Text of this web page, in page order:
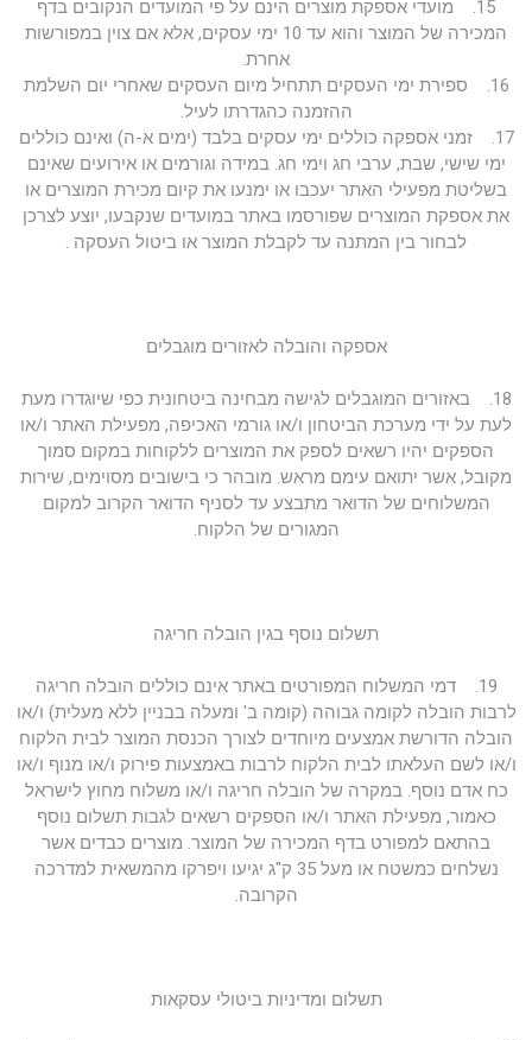
15. מועדי אספקת מוצרים הינם על פי המועדים הנקובים בדף
המכירה של המוצר והוא עד 10 ימי עסקים, אלא אם צוין במפורשות
אחרת.
16. ספירת ימי העסקים תתחיל מיום העסקים שאחרי יום השלמת
ההזמנה כהגדרתו לעיל.
17. זמני אספקה כוללים ימי עסקים בלבד (ימים א-ה) ואינם כוללים
ימי שישי, שבת, ערבי חג וימי חג. במידה וגורמים או אירועים שאינם
בשליטת מפעילי האתר יעכבו או ימנעו את קיום מכירת המוצרים או
את אספקת המוצרים שפורסמו באתר במועדים שנקבעו, יוצע לצרכן
לבחור בין המתנה עד לקבלת המוצר או ביטול העסקה .
אספקה והובלה לאזורים מוגבלים
18. באזורים המוגבלים לגישה מבחינה ביטחונית כפי שיוגדרו מעת
לעת על ידי מערכת הביטחון ו/או גורמי האכיפה, מפעילת האתר ו/או
הספקים יהיו רשאים לספק את המוצרים ללקוחות במקום סמוך
מקובל, אשר יתואם עימם מראש. מובהר כי בישובים מסוימים, שירות
המשלוחים של הדואר מתבצע עד לסניף הדואר הקרוב למקום
המגורים של הלקוח.
תשלום נוסף בגין הובלה חריגה
19. דמי המשלוח המפורטים באתר אינם כוללים הובלה חריגה
לרבות הובלה לקומה גבוהה (קומה ב' ומעלה בבניין ללא מעלית) ו/או
הובלה הדורשת אמצעים מיוחדים לצורך הכנסת המוצר לבית הלקוח
ו/או לשם העלאתו לבית הלקוח לרבות באמצעות פירוק ו/או מנוף ו/או
כח אדם נוסף. במקרה של הובלה חריגה ו/או משלוח מחוץ לישראל
כאמור, מפעילת האתר ו/או הספקים רשאים לגבות תשלום נוסף
בהתאם למפורט בדף המכירה של המוצר. מוצרים כבדים אשר
נשלחים כמשטח או מעל 35 ק"ג יגיעו ויפרקו מהמשאית למדרכה
הקרובה.
תשלום ומדיניות ביטולי עסקאות